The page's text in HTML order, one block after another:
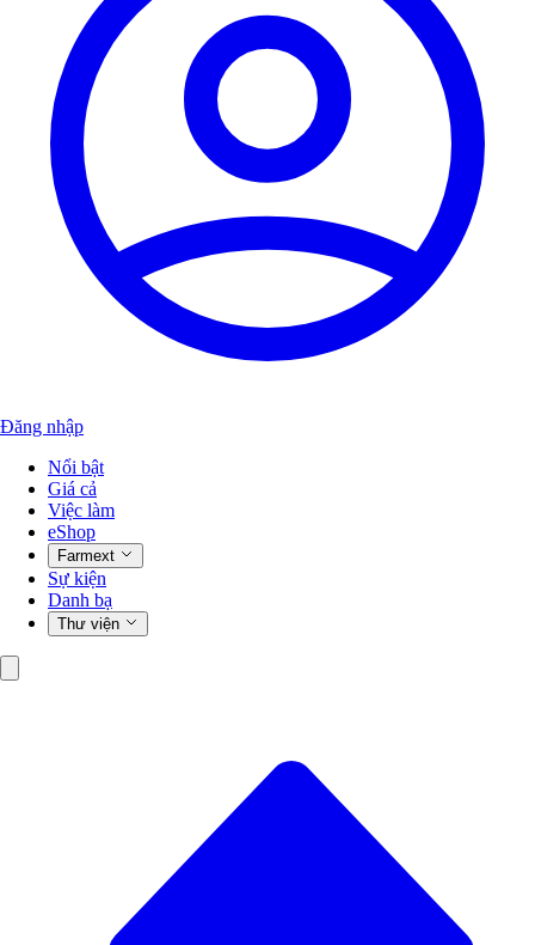
Đăng nhập
Nổi bật
Giá cả
Việc làm
eShop
Farmext
Sự kiện
Danh bạ
Thư viện